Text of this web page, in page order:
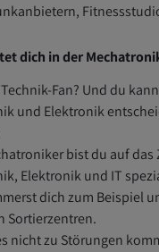
dich in der
Fan? Und du
und Elektronik
bist du auf
Elektronik und IT
dich zum Beispiel
Sortierzentren.
nicht zu Störungen